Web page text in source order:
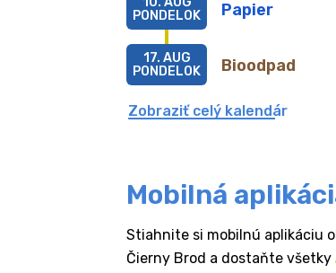
Papier
PONDELOK
Bioodpad
17. AUG
PONDELOK
Zobraziť celý kalendár
Mobilná
Stiahnite si mobilnú aplikáciu
Čierny Brod a dostaňte všetky